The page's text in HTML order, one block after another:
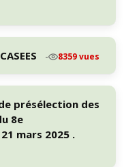
- 8359 vues
présélection des
8e
mars 2025 .